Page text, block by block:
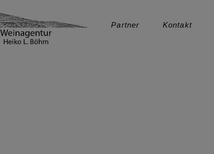
Partner Kontakt